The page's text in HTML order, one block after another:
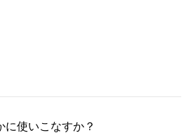
使いこなすか？